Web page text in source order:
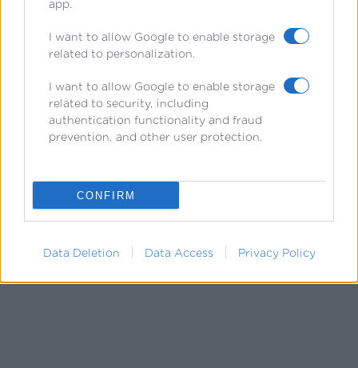
app.
I want to allow Google to enable storage
related to personalization.
I want to allow Google to enable storage
related to security, including
authentication functionality and fraud
prevention, and other user protection.
CONFIRM
Data Deletion Data Access Privacy Policy
άλλους γύρω μου.